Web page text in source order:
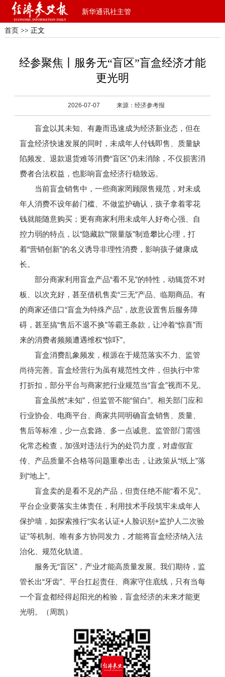
新华通讯社主管
首页 >> 正文
经参聚焦丨服务无“盲区”盲盒经济才能
更光明
2026-07-07 来源：经济参考报
盲盒以其未知、有趣而迅速成为经济新业态，但在
盲盒经济快速发展的同时，未成年人付钱即售、质量缺
陷频发、退款退货难等消费“盲区”仍未消除，不仅损害消
费者合法权益，也影响盲盒经济行稳致远。
当前盲盒销售中，一些商家罔顾限售规范，对未成
年人消费不设年龄门槛、不做监护确认，孩子拿着零花
钱就能随意购买；更有商家利用未成年人好奇心强、自
控力弱的特点，以“隐藏款”“限量版”制造攀比心理，打
着“营销创新”的名义诱导非理性消费，影响孩子健康成
长。
部分商家利用盲盒产品“看不见”的特性，动辄货不对
板、以次充好，甚至借机售卖“三无”产品、临期商品。有
的商家还借口“盲盒为特殊产品”，故意设置售后服务障
碍，甚至搞“售后不退不换”等霸王条款，让冲着“惊喜”而
来的消费者频频遭遇维权“惊吓”。
盲盒消费乱象频发，根源在于规范落实不力、监管
尚待完善。盲盒经营行为虽有规范性文件，但执行中常
打折扣，部分平台与商家把行业规范当“盲盒”视而不见。
盲盒虽然“未知”，但监管不能“留白”。相关部门应和
行业协会、电商平台、商家共同明确盲盒销售、质量、
售后等标准，少一点套路、多一点诚意。监管部门需强
化常态检查，加强对违法行为的处罚力度，对虚假宣
传、产品质量不合格等问题重拳出击，让政策从“纸上”落
到“地上”。
盲盒卖的是看不见的产品，但责任绝不能“看不见”。
平台企业要落实主体责任，利用技术手段筑牢未成年人
保护墙，如探索推行“实名认证+人脸识别+监护人二次验
证”等机制。唯有多方协同发力，才能将盲盒经济纳入法
治化、规范化轨道。
服务无“盲区”，产业才能高质量发展。我们期待，监
管长出“牙齿”、平台扛起责任、商家守住底线，只有当每
一个盲盒都经得起阳光的检验，盲盒经济的未来才能更
光明。（周凯）